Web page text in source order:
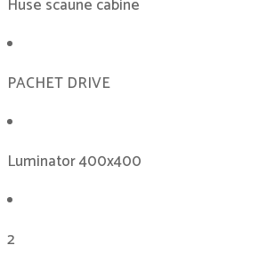
Huse scaune cabine
PACHET DRIVE
Luminator 400x400
2